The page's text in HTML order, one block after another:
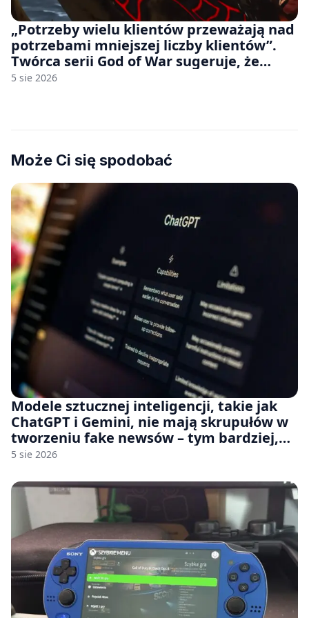
„Potrzeby wielu klientów przeważają nad
potrzebami mniejszej liczby klientów”.
Twórca serii God of War sugeruje, że
rozumie, dlaczego Sony rezygnuje z gier
5 sie 2026
Może Ci się spodobać
Modele sztucznej inteligencji, takie jak
ChatGPT i Gemini, nie mają skrupułów w
tworzeniu fake newsów – tym bardziej,
jeśli rozmawiasz z nimi po polsku
5 sie 2026